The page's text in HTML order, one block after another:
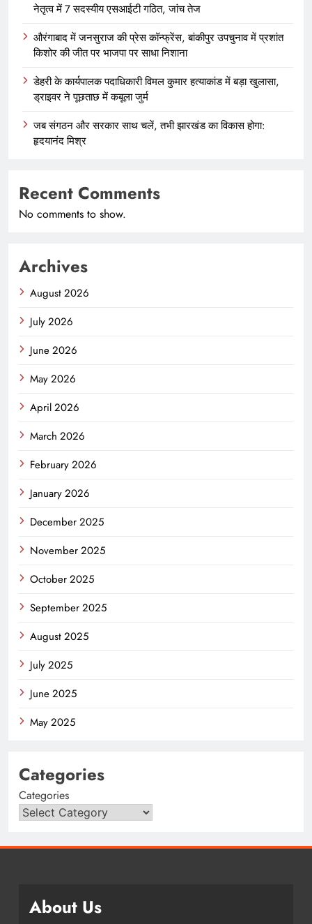
नेतृत्व में 7 सदस्यीय एसआईटी गठित, जांच तेज
औरंगाबाद में जनसुराज की प्रेस कॉन्फ्रेंस, बांकीपुर उपचुनाव में प्रशांत
किशोर की जीत पर भाजपा पर साधा निशाना
डेहरी के कार्यपालक पदाधिकारी विमल कुमार हत्याकांड में बड़ा खुलासा,
ड्राइवर ने पूछताछ में कबूला जुर्म
जब संगठन और सरकार साथ चलें, तभी झारखंड का विकास होगा:
हृदयानंद मिश्र
Recent Comments
No comments to show.
Archives
August 2026
July 2026
June 2026
May 2026
April 2026
March 2026
February 2026
January 2026
December 2025
November 2025
October 2025
September 2025
August 2025
July 2025
June 2025
May 2025
Categories
Categories
About Us